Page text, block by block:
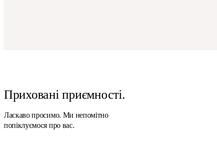
Приховані приємності.
Ласкаво просимо. Ми непомітно
попіклуємося про вас.